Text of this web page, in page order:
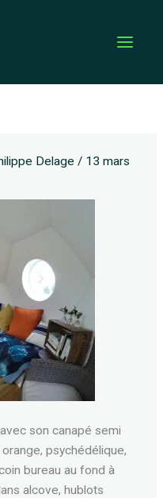
Delage / 13 mars
son canapé semi
psychédélique,
bureau au fond à
alcove, hublots